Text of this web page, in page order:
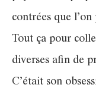
contrées que l’on
Tout ça pour
diverses afin de
C’était son